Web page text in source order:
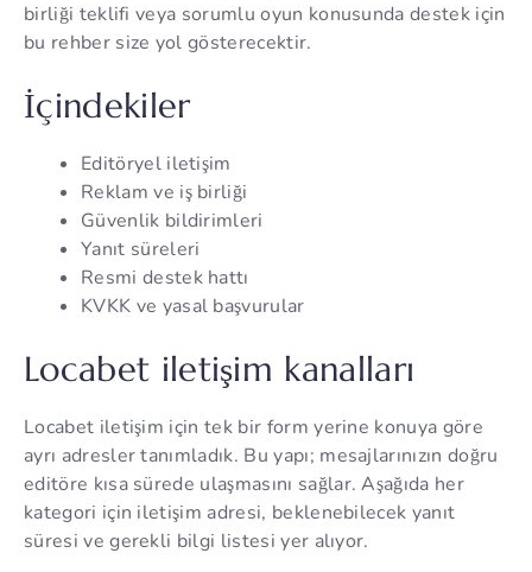
birliği teklifi veya sorumlu oyun konusunda destek için
bu rehber size yol gösterecektir.
İçindekiler
Editöryel iletişim
Reklam ve iş birliği
Güvenlik bildirimleri
Yanıt süreleri
Resmi destek hattı
KVKK ve yasal başvurular
Locabet iletişim kanalları
Locabet iletişim için tek bir form yerine konuya göre
ayrı adresler tanımladık. Bu yapı; mesajlarınızın doğru
editöre kısa sürede ulaşmasını sağlar. Aşağıda her
kategori için iletişim adresi, beklenebilecek yanıt
süresi ve gerekli bilgi listesi yer alıyor.